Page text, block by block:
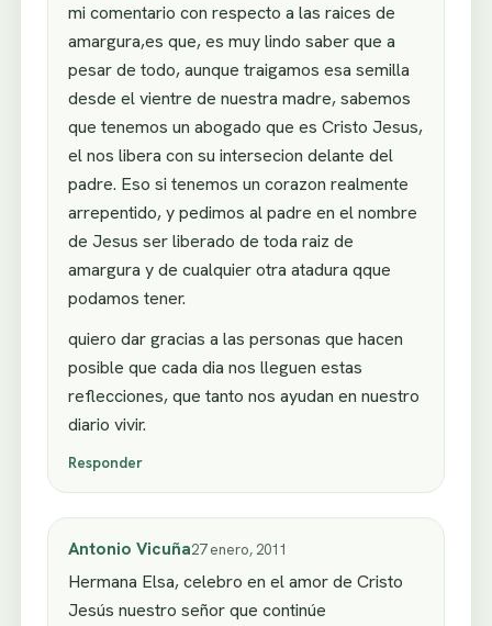
mi comentario con respecto a las raices de
amargura,es que, es muy lindo saber que a
pesar de todo, aunque traigamos esa semilla
desde el vientre de nuestra madre, sabemos
que tenemos un abogado que es Cristo Jesus,
el nos libera con su intersecion delante del
padre. Eso si tenemos un corazon realmente
arrepentido, y pedimos al padre en el nombre
de Jesus ser liberado de toda raiz de
amargura y de cualquier otra atadura qque
podamos tener.
quiero dar gracias a las personas que hacen
posible que cada dia nos lleguen estas
reflecciones, que tanto nos ayudan en nuestro
diario vivir.
Responder
Antonio Vicuña27 enero, 2011
Hermana Elsa, celebro en el amor de Cristo
Jesús nuestro señor que continúe